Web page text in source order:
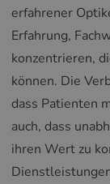
erfahrener
Erfahrung,
konzentrieren,
können. Die
dass Patienten
auch, dass
ihren Wert zu